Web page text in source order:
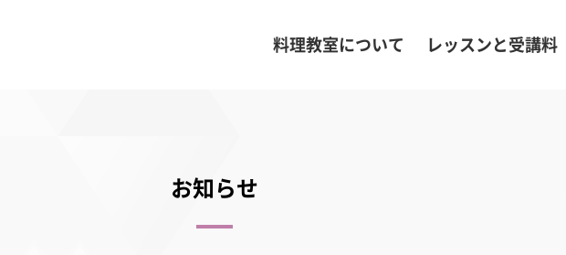
料理教室について レッスンと受講料
お知らせ